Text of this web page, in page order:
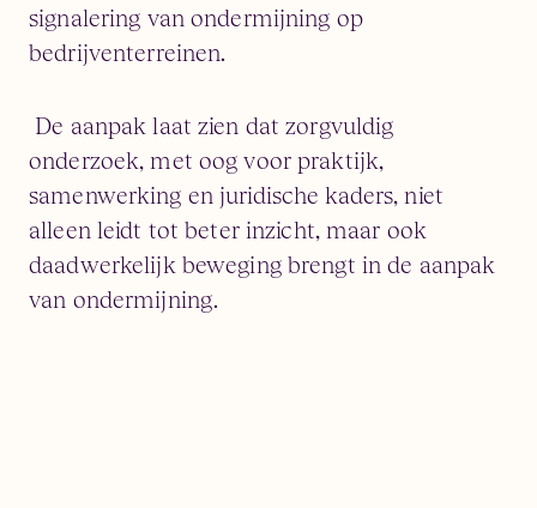
signalering van ondermijning op
bedrijventerreinen.
De aanpak laat zien dat zorgvuldig
onderzoek, met oog voor praktijk,
samenwerking en juridische kaders, niet
alleen leidt tot beter inzicht, maar ook
daadwerkelijk beweging brengt in de aanpak
van ondermijning.